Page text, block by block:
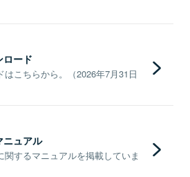
ロード
こちらから。（2026年7月31日
ニュアル
するマニュアルを掲載していま